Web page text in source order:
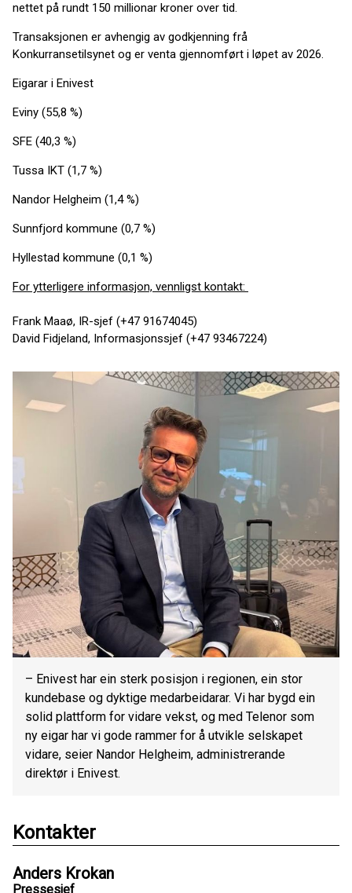
nettet på rundt 150 millionar kroner over tid.
Transaksjonen er avhengig av godkjenning frå
Konkurransetilsynet og er venta gjennomført i løpet av 2026.
Eigarar i Enivest
Eviny (55,8 %)
SFE (40,3 %)
Tussa IKT (1,7 %)
Nandor Helgheim (1,4 %)
Sunnfjord kommune (0,7 %)
Hyllestad kommune (0,1 %)
For ytterligere informasjon, vennligst kontakt:
Frank Maaø, IR-sjef (+47 91674045)
David Fidjeland, Informasjonssjef (+47 93467224)
– Enivest har ein sterk posisjon i regionen, ein stor
kundebase og dyktige medarbeidarar. Vi har bygd ein
solid plattform for vidare vekst, og med Telenor som
ny eigar har vi gode rammer for å utvikle selskapet
vidare, seier Nandor Helgheim, administrerande
direktør i Enivest.
Kontakter
Anders Krokan
Pressesjef